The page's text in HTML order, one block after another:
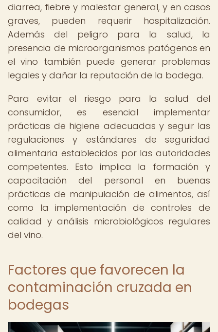
diarrea, fiebre y malestar general, y en casos
graves, pueden requerir hospitalización.
Además del peligro para la salud, la
presencia de microorganismos patógenos en
el vino también puede generar problemas
legales y dañar la reputación de la bodega.
Para evitar el riesgo para la salud del
consumidor, es esencial implementar
prácticas de higiene adecuadas y seguir las
regulaciones y estándares de seguridad
alimentaria establecidos por las autoridades
competentes. Esto implica la formación y
capacitación del personal en buenas
prácticas de manipulación de alimentos, así
como la implementación de controles de
calidad y análisis microbiológicos regulares
del vino.
Factores que favorecen la
contaminación cruzada en
bodegas